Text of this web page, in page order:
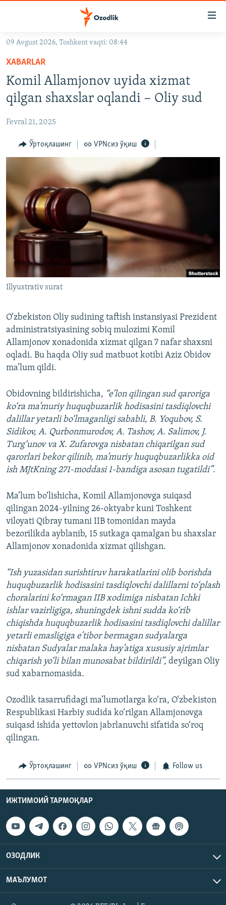
Асосий
навигацияга
ўтинг
Қидиришга
OZODVIDEO
OZODARXIV
На русском
ИЖТИМОИЙ ТАРМОҚЛАР
Озодлик бошқа тилларда
09 Avgust 2026, Toshkent vaqti: 08:44
XABARLAR
Komil Allamjonov uyida xizmat
qilgan shaxslar oqlandi − Oliy sud
Fevral 21, 2025
Ўртоқлашинг VPNсиз ўқиш
Illyustrativ surat
O‘zbekiston Oliy sudining taftish instansiyasi Prezident
administratsiyasining sobiq mulozimi Komil
Allamjonov xonadonida xizmat qilgan 7 nafar shaxsni
oqladi. Bu haqda Oliy sud matbuot kotibi Aziz Obidov
ma’lum qildi.
Obidovning bildirishicha, “e’lon qilingan sud qaroriga
ko‘ra ma’muriy huquqbuzarlik hodisasini tasdiqlovchi
dalillar yetarli bo‘lmaganligi sababli, B. Yoqubov, S.
Sidikov, A. Qurbonmurodov, A. Tashov, A. Salimov, J.
Turg‘unov va X. Zufarovga nisbatan chiqarilgan sud
qarorlari bekor qilinib, ma’muriy huquqbuzarlikka oid
ish MJtKning 271-moddasi 1-bandiga asosan tugatildi”.
Ma’lum bo‘lishicha, Komil Allamjonovga suiqasd
qilingan 2024-yilning 26-oktyabr kuni Toshkent
viloyati Qibray tumani IIB tomonidan mayda
bezorilikda ayblanib, 15 sutkaga qamalgan bu shaxslar
Allamjonov xonadonida xizmat qilishgan.
“Ish yuzasidan surishtiruv harakatlarini olib borishda
huquqbuzarlik hodisasini tasdiqlovchi dalillarni to‘plash
choralarini ko‘rmagan IIB xodimiga nisbatan Ichki
ishlar vazirligiga, shuningdek ishni sudda ko‘rib
chiqishda huquqbuzarlik hodisasini tasdiqlovchi dalillar
yetarli emasligiga e’tibor bermagan sudyalarga
nisbatan Sudyalar malaka hay’atiga xususiy ajrimlar
chiqarish yo‘li bilan munosabat bildirildi”, deyilgan Oliy
sud xabarnomasida.
Ozodlik tasarrufidagi ma’lumotlarga ko‘ra, O‘zbekiston
Respublikasi Harbiy sudida ko‘rilgan Allamjonovga
suiqasd ishida yettovlon jabrlanuvchi sifatida so‘roq
qilingan.
Ўртоқлашинг VPNсиз ўқиш Follow us
ИЖТИМОИЙ ТАРМОҚЛАР
ОЗОДЛИК
МАЪЛУМОТ